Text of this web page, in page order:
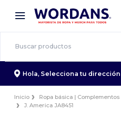
× App de Wordans
¡Mejores precios en app!
Hola, Selecciona tu dirección
Inicio Ropa básica | Complementos
J. America JA8451